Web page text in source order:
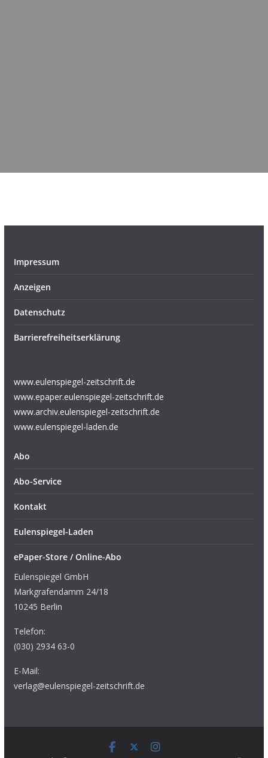
Impressum
Anzeigen
Datenschutz
Barrierefreiheitserklärung
www.eulenspiegel-zeitschrift.de
www.epaper.eulenspiegel-zeitschrift.de
www.archiv.eulenspiegel-zeitschrift.de
www.eulenspiegel-laden.de
Abo
Abo-Service
Kontakt
Eulenspiegel-Laden
ePaper-Store / Online-Abo
Eulenspiegel GmbH
Markgrafendamm 24/18
10245 Berlin
Telefon:
(030) 2934 63-0
E-Mail:
verlag@eulenspiegel-zeitschrift.de